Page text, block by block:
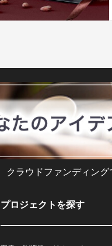
クラウドファンディン
プロジェクトを探す